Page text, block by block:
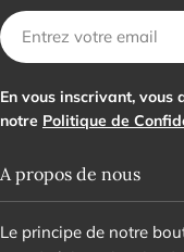
E-
mail
En vous inscrivant, vous
notre Politique de
A propos de nous
Le principe de notre